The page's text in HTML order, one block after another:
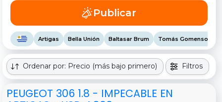
Publicar
Artigas Bella Unión Baltasar Brum Tomás Gomensoro
Ordenar por: Precio (más bajo primero) Filtros
PEUGEOT 306 1.8 - IMPECABLE EN